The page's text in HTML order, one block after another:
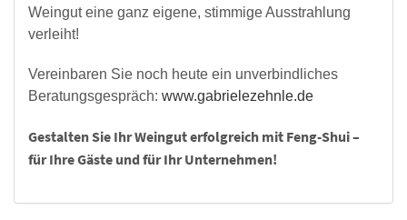
Weingut eine ganz eigene, stimmige Ausstrahlung
verleiht!
Vereinbaren Sie noch heute ein unverbindliches
Beratungsgespräch: www.gabrielezehnle.de
Gestalten Sie Ihr Weingut erfolgreich mit Feng-Shui –
für Ihre Gäste und für Ihr Unternehmen!